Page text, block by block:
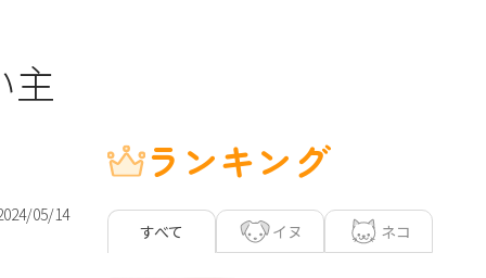
主
05/14
ランキング
すべて イヌ ネコ